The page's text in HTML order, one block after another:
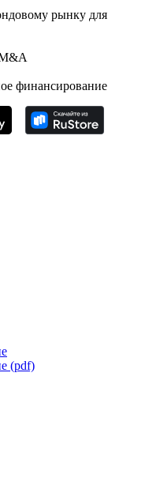
рынку для
финансирование
(pdf)